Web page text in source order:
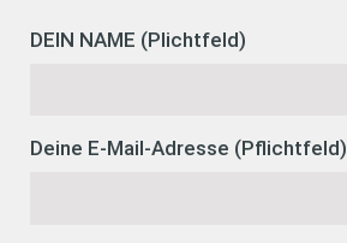
DEIN NAME (Plichtfeld)
Deine E-Mail-Adresse (Pflichtfeld)